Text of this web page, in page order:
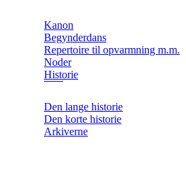
Kanon
Begynderdans
Repertoire til opvarmning m.m.
Noder
Historie
Den lange historie
Den korte historie
Arkiverne